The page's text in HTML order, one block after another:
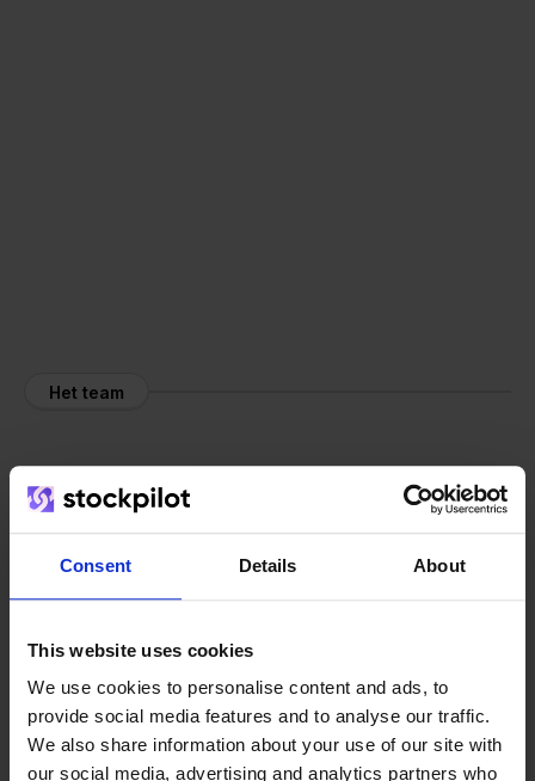
Consent Details About
This website uses cookies
We use cookies to personalise content and ads, to
provide social media features and to analyse our traffic.
We also share information about your use of our site with
our social media, advertising and analytics partners who
Het team